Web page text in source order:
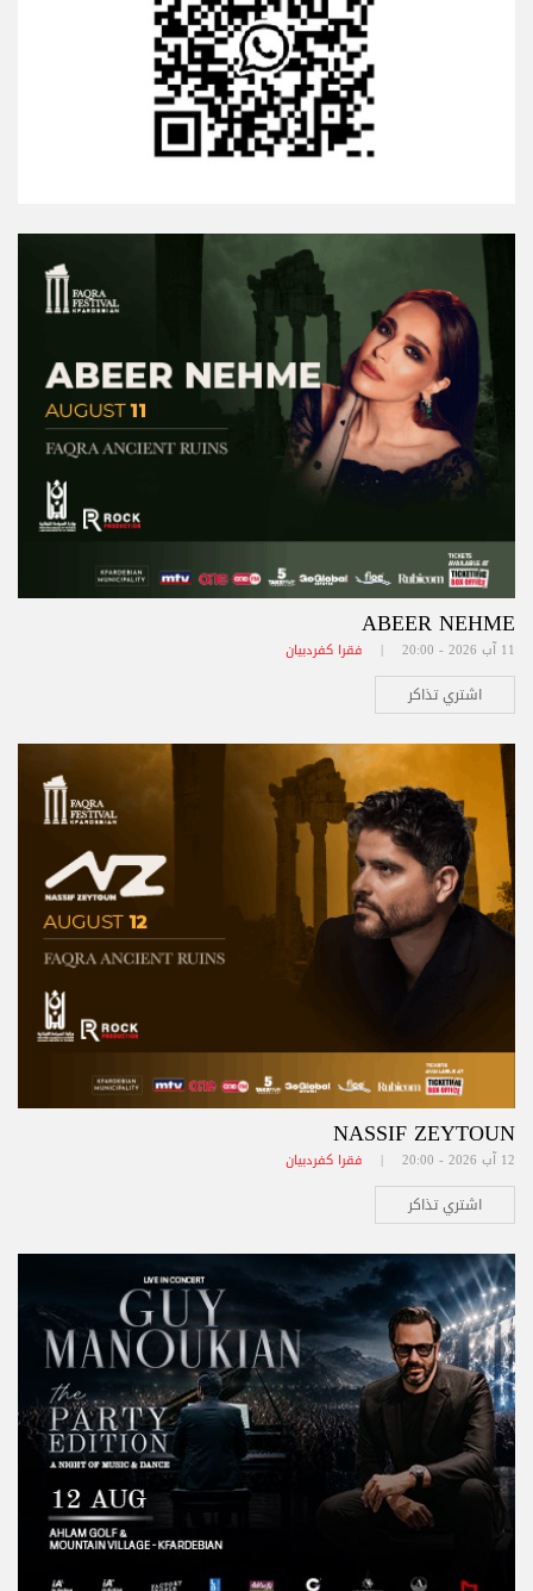
ABEER NEHME
11 آب 2026 - 20:00 | فقرا كفردبيان
اشتري تذاكر
NASSIF ZEYTOUN
12 آب 2026 - 20:00 | فقرا كفردبيان
اشتري تذاكر